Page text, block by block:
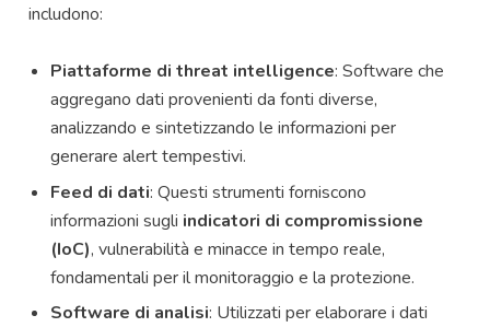
includono:
Piattaforme di threat intelligence: Software che
aggregano dati provenienti da fonti diverse,
analizzando e sintetizzando le informazioni per
generare alert tempestivi.
Feed di dati: Questi strumenti forniscono
informazioni sugli indicatori di compromissione
(IoC), vulnerabilità e minacce in tempo reale,
fondamentali per il monitoraggio e la protezione.
Software di analisi: Utilizzati per elaborare i dati